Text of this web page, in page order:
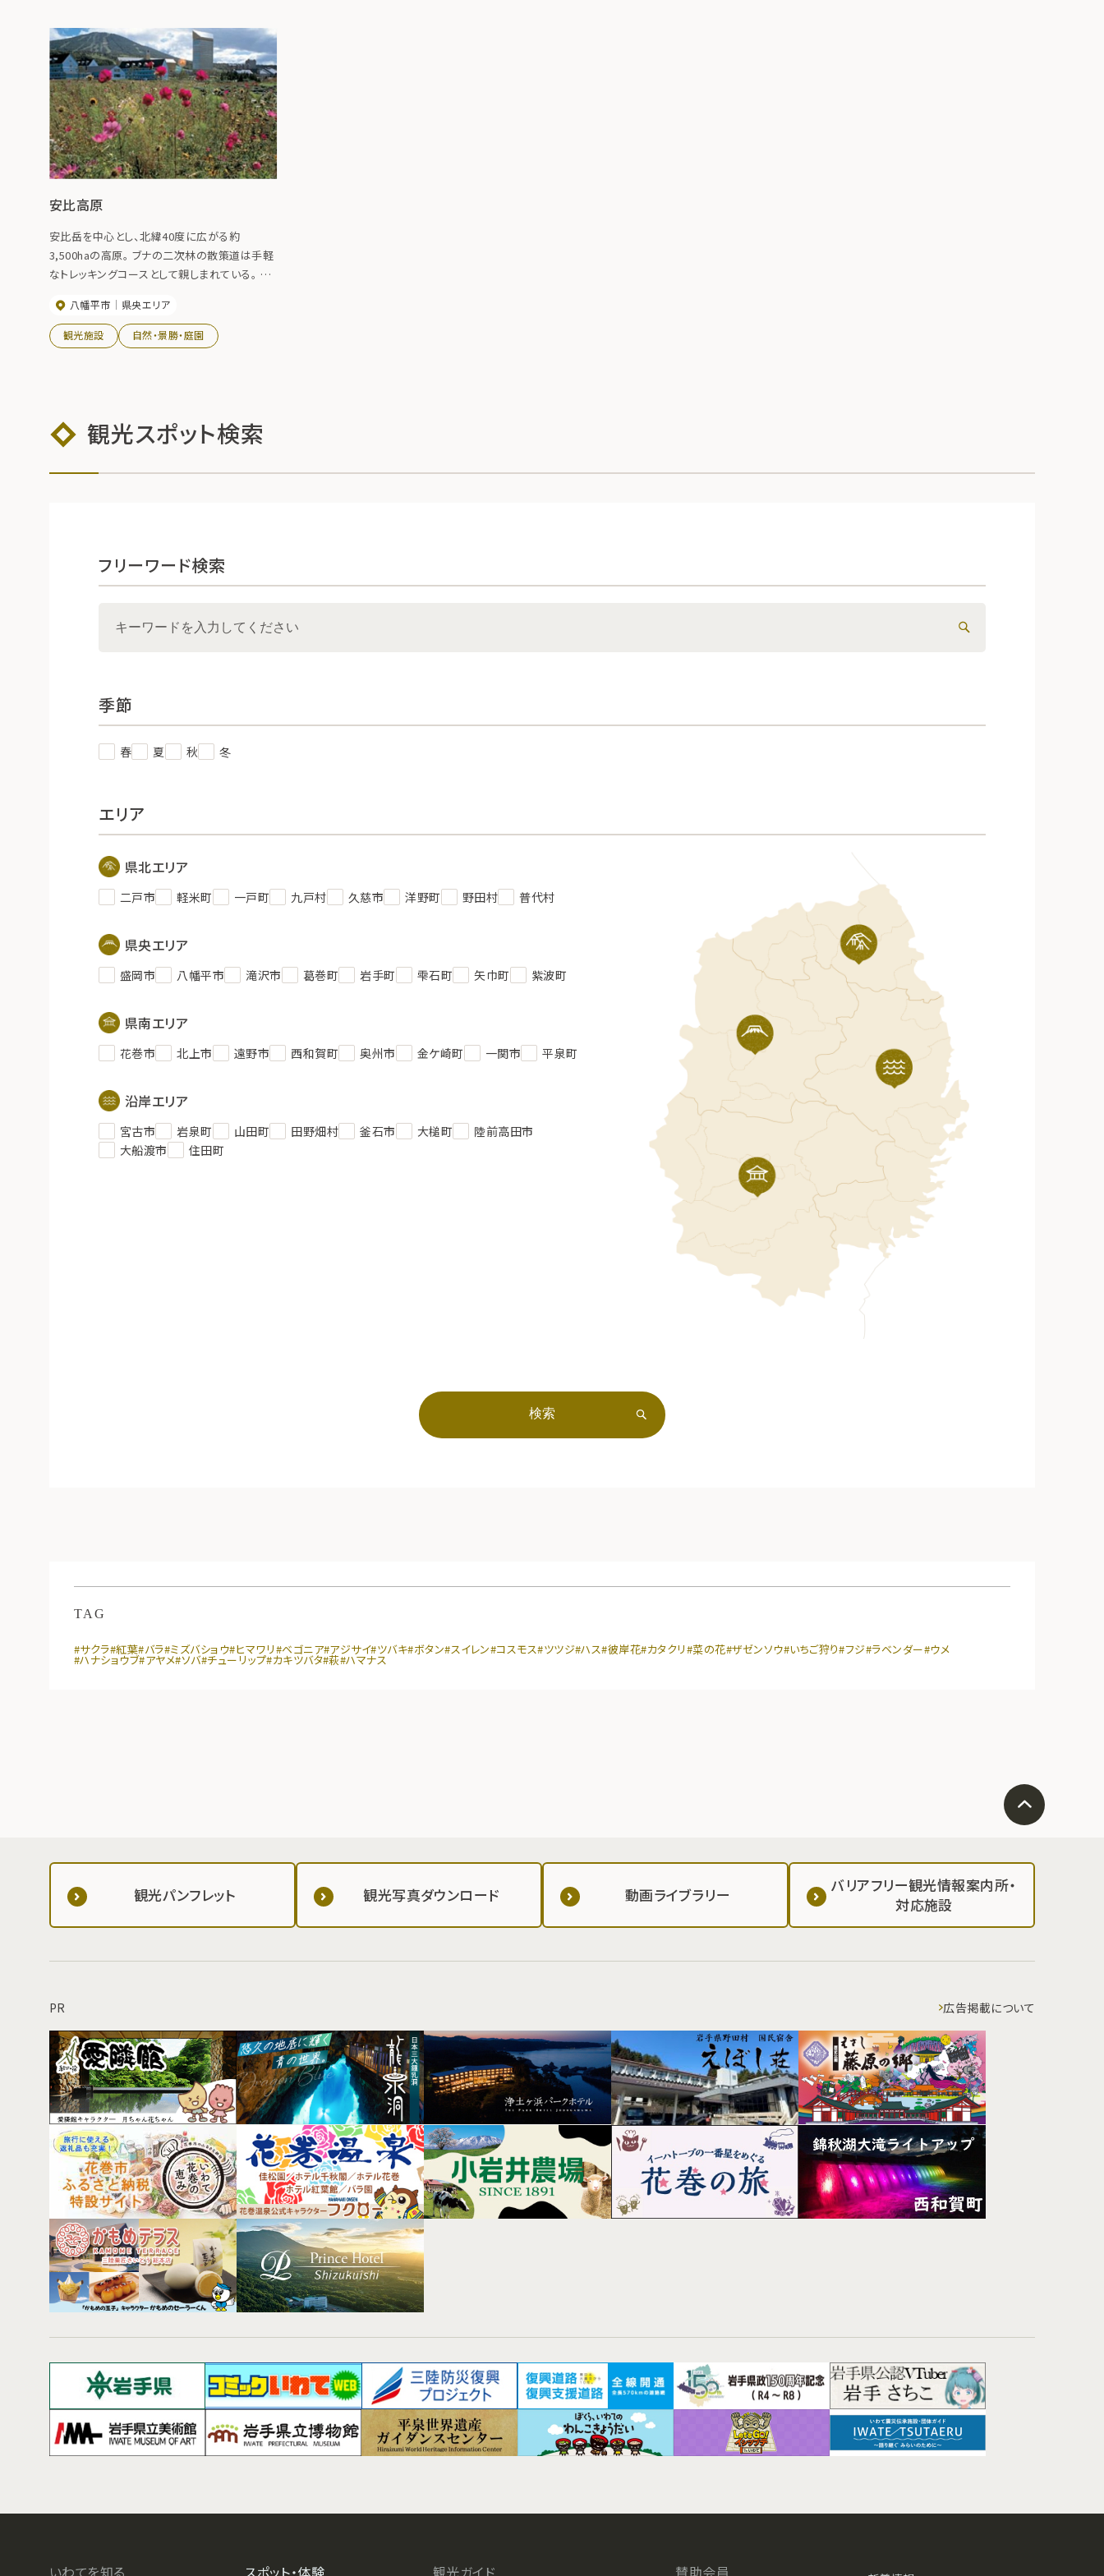
安比高原
安比岳を中心とし、北緯40度に広がる約
3,500haの高原。 ブナの二次林の散策道は手軽
なトレッキングコースとして親しまれている。 高
がみられる。
八幡平市 県央エリア
観光施設 自然・景勝・庭園
観光スポット検索
フリーワード検索
季節
春 夏 秋 冬
エリア
県北エリア
二戸市 軽米町 一戸町 九戸村 久慈市 洋野町 野田村 普代村
県央エリア
盛岡市 八幡平市 滝沢市 葛巻町 岩手町 雫石町 矢巾町 紫波町
県南エリア
花巻市 北上市 遠野市 西和賀町 奥州市 金ケ崎町 一関市 平泉町
沿岸エリア
宮古市 岩泉町 山田町 田野畑村 釜石市 大槌町
陸前高田市
大船渡市
住田町
TAG
#サクラ#紅葉#バラ#ミズバショウ#ヒマワリ#ベゴニア#アジサイ#ツバキ#ボタン#スイレン#コスモス#ツツジ#ハス#彼岸花#カタクリ#菜の花#ザゼンソウ#いちご狩り#フジ#ラベンダー#ウメ
#ハナショウブ#アヤメ#ソバ#チューリップ#カキツバタ#萩#ハマナス
観光パンフレット 観光写真ダウンロード 動画ライブラリー
バリアフリー観光情報案内所・
対応施設
PR 広告掲載について
いわてを知る スポット・体験 観光ガイド 賛助会員